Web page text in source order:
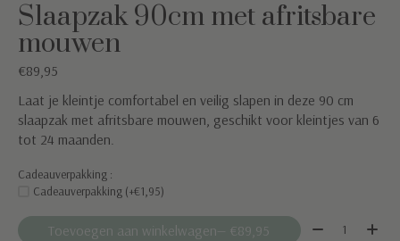
Slaapzak 90cm met afritsbare
mouwen
€89,95
Laat je kleintje comfortabel en veilig slapen in deze 90 cm
slaapzak met afritsbare mouwen, geschikt voor kleintjes van 6
tot 24 maanden.
Cadeauverpakking :
Cadeauverpakking (+€1,95)
Toevoegen aan winkelwagen — €89,95 Aantal: